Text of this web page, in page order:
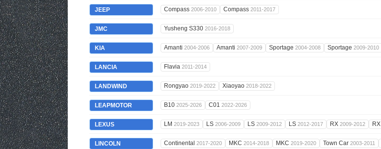
JEEP Compass 2006-2010 Compass 2011-2017
JMC Yusheng S330 2016-2018
KIA Amanti 2004-2006 Amanti 2007-2009 Sportage 2004-2008 Sportage 2009-2010
LANCIA Flavia 2011-2014
LANDWIND Rongyao 2019-2022 Xiaoyao 2018-2022
LEAPMOTOR B10 2025-2026 C01 2022-2026
LEXUS LM 2019-2023 LS 2006-2009 LS 2009-2012 LS 2012-2017 RX 2009-2012 RX
LINCOLN Continental 2017-2020 MKC 2014-2018 MKC 2019-2020 Town Car 2003-2011